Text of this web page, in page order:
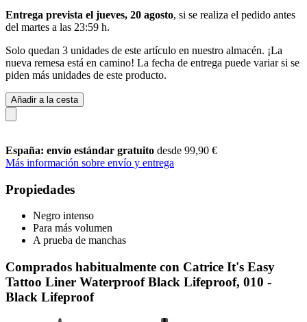
Entrega prevista el jueves, 20 agosto, si se realiza el pedido antes
del martes a las 23:59 h.
Solo quedan 3 unidades de este artículo en nuestro almacén. ¡La
nueva remesa está en camino! La fecha de entrega puede variar si se
piden más unidades de este producto.
Añadir a la cesta
España: envío estándar gratuito desde 99,90 €
Más información sobre envío y entrega
Propiedades
Negro intenso
Para más volumen
A prueba de manchas
Comprados habitualmente con Catrice It's Easy
Tattoo Liner Waterproof Black Lifeproof, 010 -
Black Lifeproof